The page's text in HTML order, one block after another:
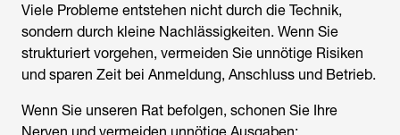
Viele Probleme entstehen nicht durch die Technik,
sondern durch kleine Nachlässigkeiten. Wenn Sie
strukturiert vorgehen, vermeiden Sie unnötige Risiken
und sparen Zeit bei Anmeldung, Anschluss und Betrieb.
Wenn Sie unseren Rat befolgen, schonen Sie Ihre